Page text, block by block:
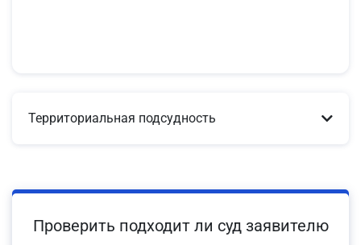
Территориальная подсудность
Проверить подходит ли суд заявителю